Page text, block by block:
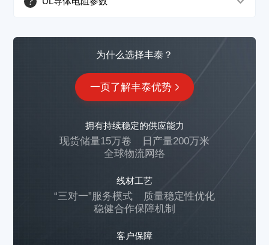
为什么选择丰泰？
一页了解丰泰优势
拥有持续稳定的供应能力
现货储量15万卷
日产量200万米
全球物流网络
线材工艺
“三对一”服务模式
质量稳定性优化
稳健合作保障机制
客户保障